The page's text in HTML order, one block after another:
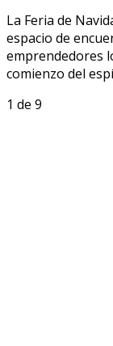
La Feria de
espacio de
emprendedores
comienzo del
1 de 9